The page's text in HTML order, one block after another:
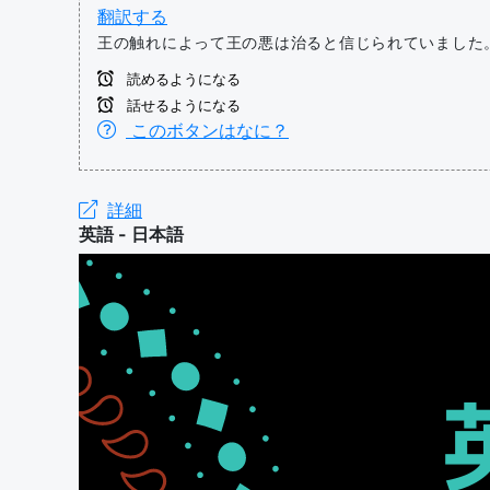
翻訳する
王の触れによって王の悪は治ると信じられていました
読めるようになる
話せるようになる
このボタンはなに？
詳細
英語 - 日本語